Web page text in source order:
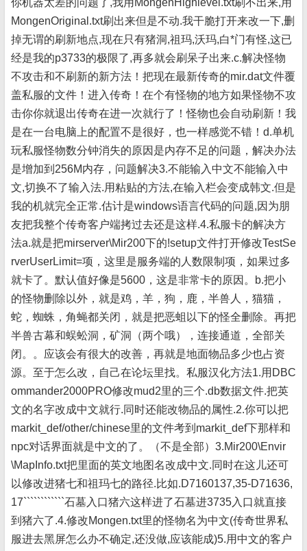
你机器太差的问题了,我用MongenHighlevel.txt刷不出来,用
MongenOriginal.txt刷出来但是不动.我干脆打开来改一下,删
掉无谓的刷新地点,现在只有猪洞,祖玛,沃玛,白*门有怪,这已
经是我的p3733的极限了,再多就会刷呆子出来.c.解决怪物
不攻击和不刷新的新方法！把现在最新传奇的mir.dat文件覆
盖私服的文件！进入传奇！在个有怪物的地方如果怪物不攻
击你你就退出传奇在进一次就行了！怪物也会自动刷新！我
是在一台电脑上的配置不是很好，也一样感觉不错！d.单机
玩私服怪物数分钟消失的原因是内存不足的问题，解决办法
是增加到256M内存，问题解决3.不能输入中文不能输入中
文,切换不了输入法.用粘贴的方法,在输入栏会变成韩文.但是
我的机就完全正常.估计是windows语言代码的问题,因为朋
友把我整个传奇客户端拷过去还是这样.4.私服卡的解决方
法a.就是把mirserver\Mir200下的!setup文件打开修改TestSe
rverUserLimit=项，这里是服务端的人数限制项，如果过多
就卡了。默认值好像是5600，这是非常卡的原因。b.把小
的怪物删除以外，就是鸡，羊，狗，鹿，半兽人，猫猫，
蛇，蜘蛛，角蝇都关闭，就是把恶蛆以下的怪全删除。再把
半兽古幕和蜈蚣洞，矿洞（两个哦），连接通道，全部关
闭。。应该会有很大的改善，再就是地面物品多少也占资
源。至于怎么改，自己在论坛里找。私服汉化方法1.用DBC
ommander2000PRO修改mud2里的三个.db数据文件.把英
文的名字改成中文就行.同时还能改物品的属性.2.你可以把
markit_def/other/chinese里的文件考到markit_def下那样和
npc对话界面就是中文的了。（不是全部）3.Mir200\Envir
\MapInfo.txt把里面的英文地图名改成中文.同时在这儿还可
以修改进猪七和祖玛七的路径.比如.D7160137,35-D71636,
17````````````石墓入口猪六这样进了石墓进3735入口就直接
到猪六了.4.修改Mongen.txt里的怪物名为中文(传奇世界私
服进去黑屏怎么办不确定,还没做,应该能成)5.用中文的客户